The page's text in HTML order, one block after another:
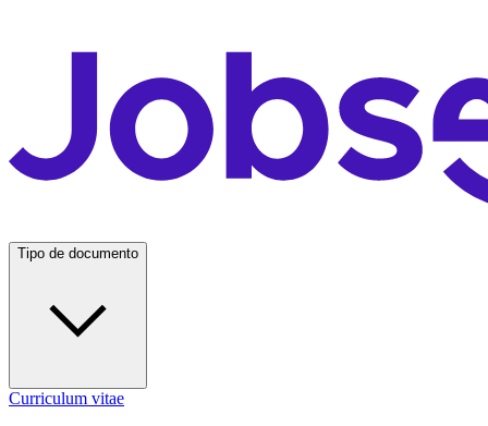
Tipo de documento
Curriculum vitae